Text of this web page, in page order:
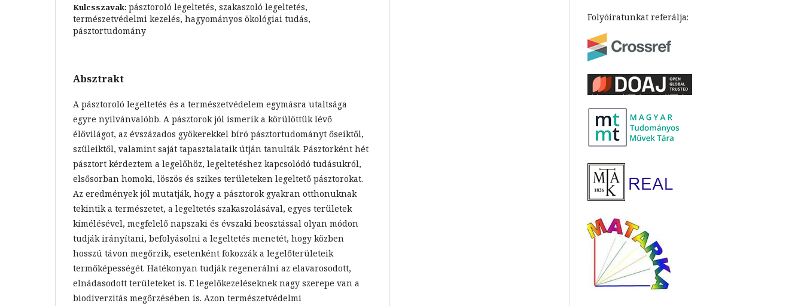
Kulcsszavak: pásztoroló legeltetés, szakaszoló legeltetés,
természetvédelmi kezelés, hagyományos ökológiai tudás,
pásztortudomány
Absztrakt
A pásztoroló legeltetés és a természetvédelem egymásra utaltsága
egyre nyilvánvalóbb. A pásztorok jól ismerik a körülöttük lévő
élővilágot, az évszázados gyökerekkel bíró pásztortudományt őseiktől,
szüleiktől, valamint saját tapasztalataik útján tanulták. Pásztorként hét
pásztort kérdeztem a legelőhöz, legeltetéshez kapcsolódó tudásukról,
elsősorban homoki, löszös és szikes területeken legeltető pásztorokat.
Az eredmények jól mutatják, hogy a pásztorok gyakran otthonuknak
tekintik a természetet, a legeltetés szakaszolásával, egyes területek
kímélésével, megfelelő napszaki és évszaki beosztással olyan módon
tudják irányítani, befolyásolni a legeltetés menetét, hogy közben
hosszú távon megőrzik, esetenként fokozzák a legelőterületeik
termőképességét. Hatékonyan tudják regenerálni az elavarosodott,
elnádasodott területeket is. E legelőkezeléseknek nagy szerepe van a
biodiverzitás megőrzésében is. Azon természetvédelmi
Folyóiratunkat referálja: